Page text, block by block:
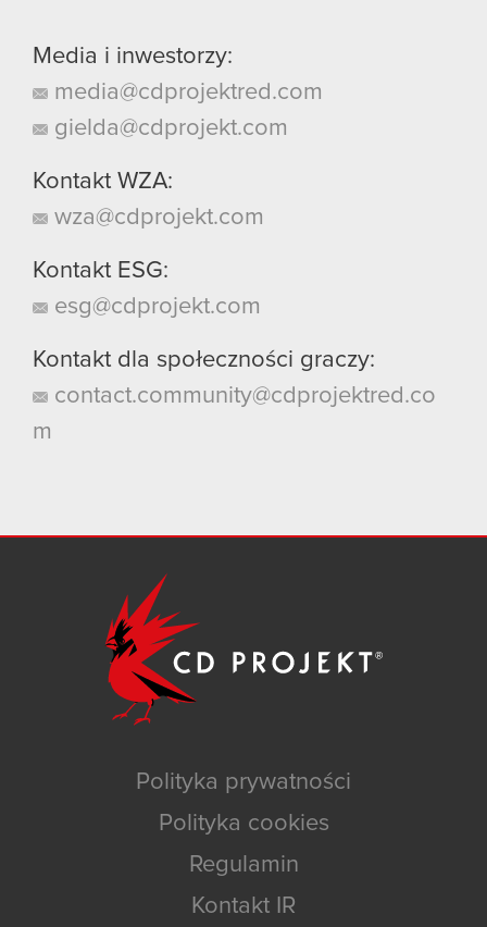
Media i inwestorzy:
media@cdprojektred.com
gielda@cdprojekt.com
Kontakt WZA:
wza@cdprojekt.com
Kontakt ESG:
esg@cdprojekt.com
Kontakt dla społeczności graczy:
contact.community@cdprojektred.co
m
Polityka prywatności
Polityka cookies
Regulamin
Kontakt IR